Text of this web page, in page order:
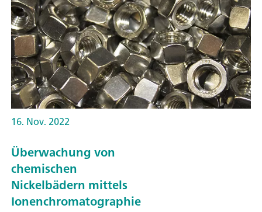
16. Nov. 2022
Überwachung von
chemischen
Nickelbädern mittels
Ionenchromatographie